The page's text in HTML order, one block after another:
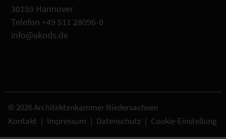
30159 Hannover
Telefon +49 511 28096-0
info@aknds.de
© 2026 Architektenkammer Niedersachsen
Kontakt | Impressum | Datenschutz | Cookie-Einstellung